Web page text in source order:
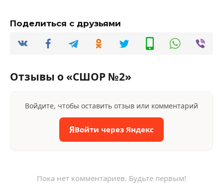
Поделиться с друзьями
Отзывы о «СШОР №2»
Войдите, чтобы оставить отзыв или комментарий
ЯВойти через Яндекс
Пока нет комментариев. Будьте первым!